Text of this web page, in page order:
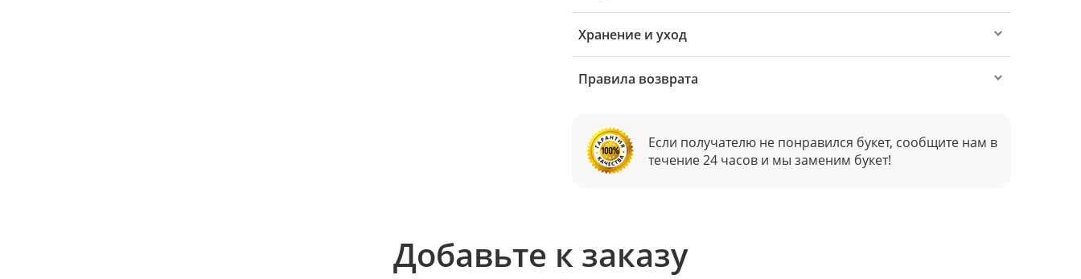
Хранение и уход
Правила возврата
Если получателю не понравился букет, сообщите нам в
течение 24 часов и мы заменим букет!
Добавьте к заказу